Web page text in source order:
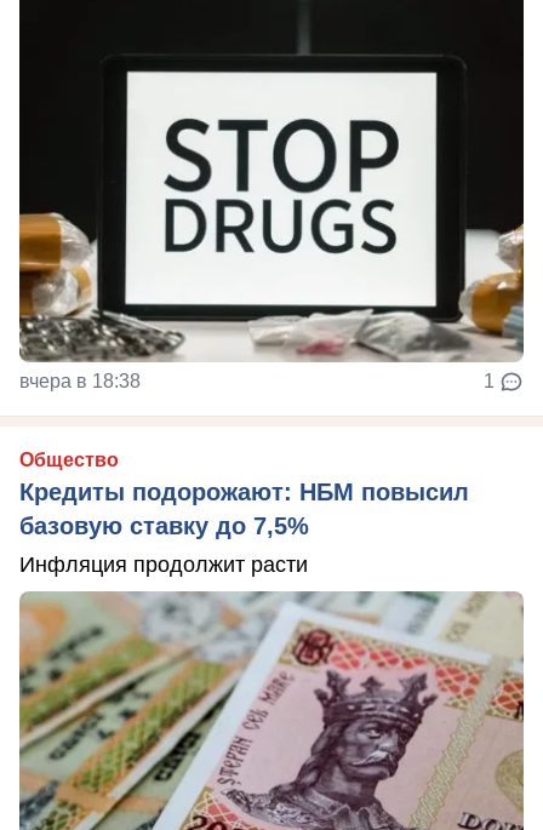
вчера в 18:38 1
Общество
Кредиты подорожают: НБМ повысил
базовую ставку до 7,5%
Инфляция продолжит расти